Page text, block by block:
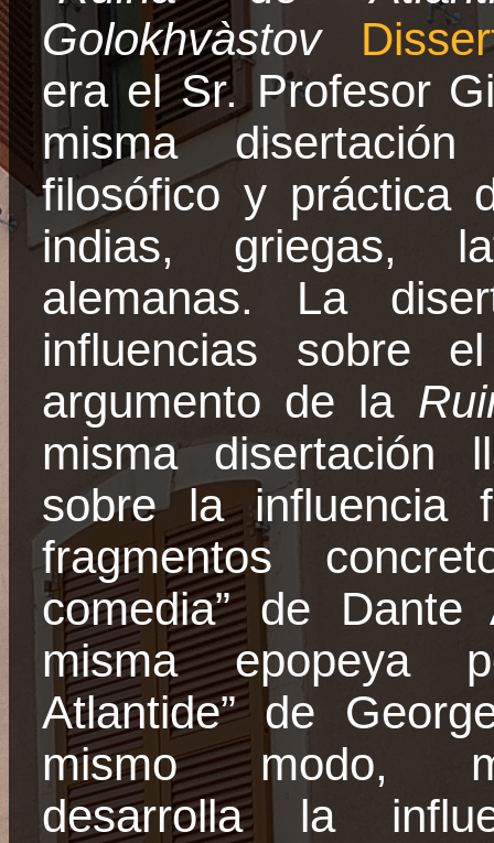
Golokhvàstov
era el Sr. Profesor
misma
filosófico y práctica
indias, griegas,
alemanas. La
influencias sobre
argumento de la
misma disertación
sobre la influencia
fragmentos
comedia” de
misma epopeya
Atlantide” de
mismo modo,
desarrolla la